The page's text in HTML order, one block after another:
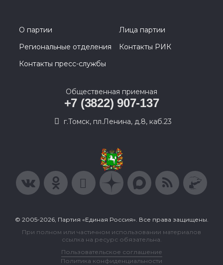
О партии
Лица партии
Региональные отделения
Контакты РИК
Контакты пресс-службы
Общественная приемная
+7 (3822) 907-137
г.Томск, пл.Ленина, д.8, каб.23
© 2005-2026, Партия «Единая Россия». Все права защищены.
При полном или частичном использовании материалов
ссылка на ресурс обязательна.
Пользовательское соглашение
Политика конфиденциальности